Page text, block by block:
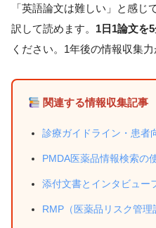
「英語論文は難しい」と感じ
訳して読めます。 1日1論文を
ください。1年後の情報収集力
関連する情報収集記事
診療ガイドライン・患者
PMDA医薬品情報検索の
添付文書とインタビュー
RMP（医薬品リスク管理